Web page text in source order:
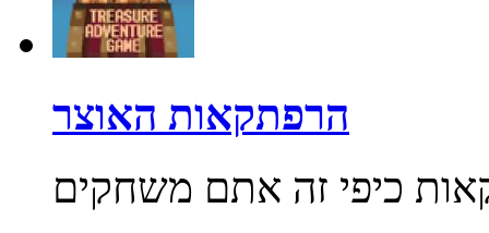
הרפתקאות האוצר